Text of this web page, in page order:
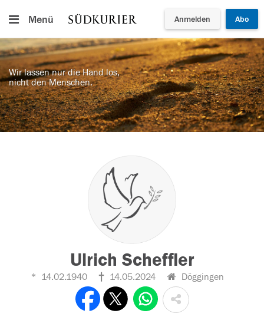
Menü Anmelden Abo
Wir lassen nur die Hand los,
nicht den Menschen.
Ulrich Scheffler
14.02.1940 14.05.2024 Döggingen